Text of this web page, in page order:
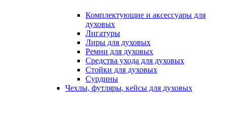
Комплектующие и аксессуары для
духовых
Лигатуры
Лиры для духовых
Ремни для духовых
Средства ухода для духовых
Стойки для духовых
Сурдины
Чехлы, футляры, кейсы для духовых